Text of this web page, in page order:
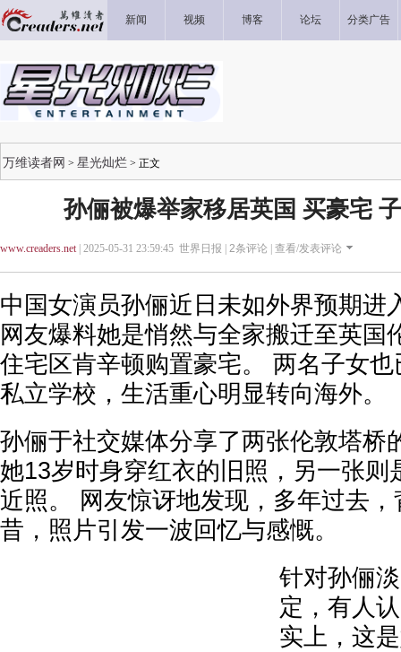
新闻 视频 博客 论坛 分类广告
万维读者网 > 星光灿烂 > 正文
孙俪被爆举家移居英国 买豪宅
www.creaders.net| 2025-05-31 23:59:45 世界日报 | 2条评论 | 查看/发表评论
中国女演员孙俪近日未如外界预期进
网友爆料她是悄然与全家搬迁至英国
住宅区肯辛顿购置豪宅。 两名子女
私立学校，生活重心明显转向海外。
孙俪于社交媒体分享了两张伦敦塔桥
她13岁时身穿红衣的旧照，另一张则
近照。 网友惊讶地发现，多年过去
昔，照片引发一波回忆与感慨。
针对孙俪
定，有人
实上，这